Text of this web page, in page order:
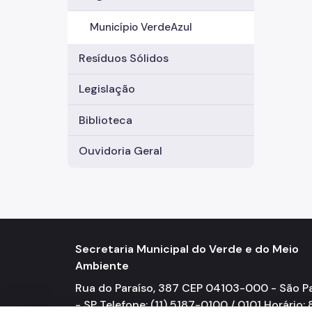
Município VerdeAzul
Resíduos Sólidos
Legislação
Biblioteca
Ouvidoria Geral
Secretaria Municipal do Verde e do Meio
Ambiente
Rua do Paraíso, 387 CEP 04103-000 - São
- SP Telefone: (11) 5187-0100 / 0101 Horário: